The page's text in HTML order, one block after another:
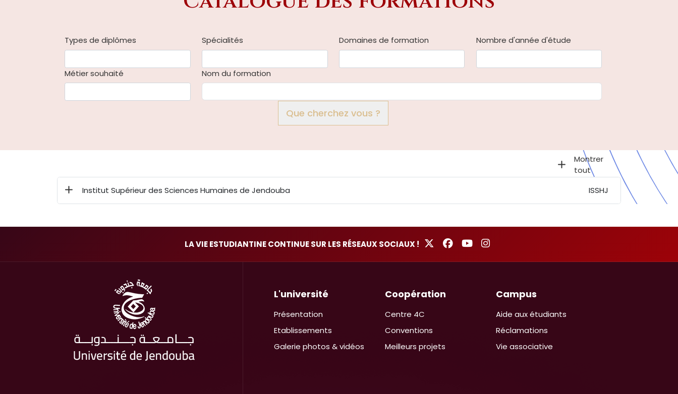
Types de diplômes Spécialités Domaines de formation Nombre d'année d'étude
Métier souhaité Nom du formation
Que cherchez vous ?
Institut Supérieur des Sciences Humaines de Jendouba ISSHJ
LA VIE ESTUDIANTINE CONTINUE SUR LES RÉSEAUX SOCIAUX !
L'université
Présentation
Etablissements
Galerie photos & vidéos
Coopération
Centre 4C
Conventions
Meilleurs projets
Campus
Aide aux étudiants
Réclamations
Vie associative